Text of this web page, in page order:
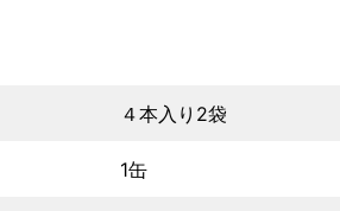
４本入り2袋
1缶